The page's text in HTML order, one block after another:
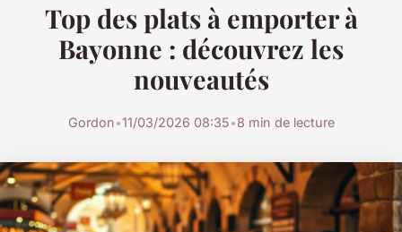
Top des plats à emporter à
Bayonne : découvrez les
nouveautés
Gordon•11/03/2026 08:35•8 min de lecture